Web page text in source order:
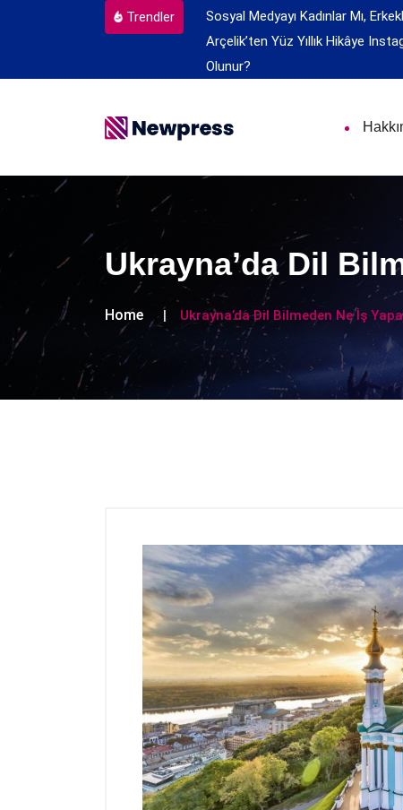
Trendler
Sosyal Medyayı Kadınlar Mı,
Arçelik’ten Yüz Yıllık Hikâye
Olunur?
Ukrayna’da Dil
Home Ukrayna’da Dil Bilmeden Ne İş